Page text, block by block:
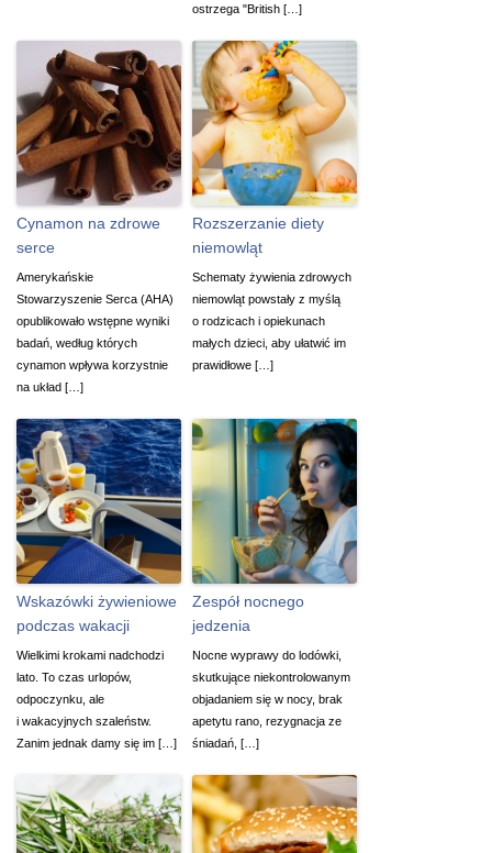
ostrzega "British […]
Cynamon na zdrowe
serce
Amerykańskie
Stowarzyszenie Serca (AHA)
opublikowało wstępne wyniki
badań, według których
cynamon wpływa korzystnie
na układ […]
Rozszerzanie diety
niemowląt
Schematy żywienia zdrowych
niemowląt powstały z myślą
o rodzicach i opiekunach
małych dzieci, aby ułatwić im
prawidłowe […]
Wskazówki żywieniowe
podczas wakacji
Wielkimi krokami nadchodzi
lato. To czas urlopów,
odpoczynku, ale
i wakacyjnych szaleństw.
Zanim jednak damy się im […]
Zespół nocnego
jedzenia
Nocne wyprawy do lodówki,
skutkujące niekontrolowanym
objadaniem się w nocy, brak
apetytu rano, rezygnacja ze
śniadań, […]